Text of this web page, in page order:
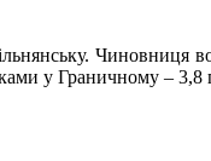
Чиновниця
у Граничному – 3,8